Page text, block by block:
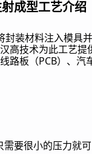
成型工艺介绍
封装材料注入模具
高技术为此工艺提
路板（PCB）、汽
需要很小的压力就